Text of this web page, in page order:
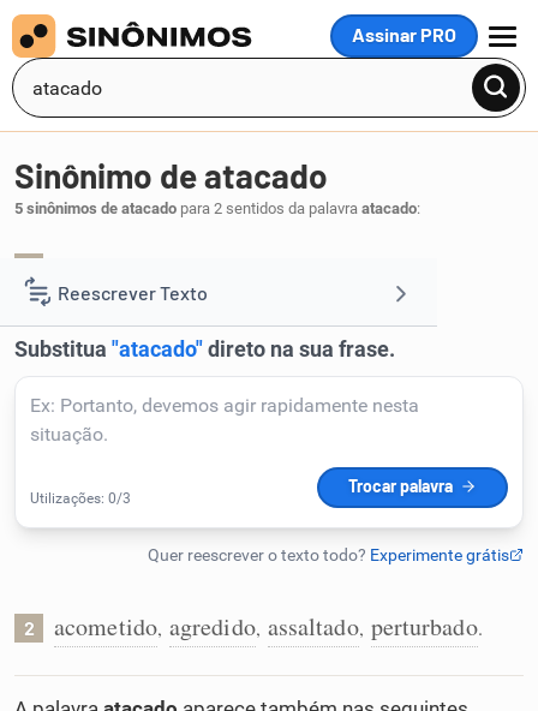
Assinar PRO
MENU
Reescrever Texto
Resumir Texto
Corrigir Texto
Detector de IA
Humanizador de IA
Cata-letras
Sinônimo de atacado
5 sinônimos de atacado para 2 sentidos da palavra atacado:
2 acometido, agredido, assaltado, perturbado.